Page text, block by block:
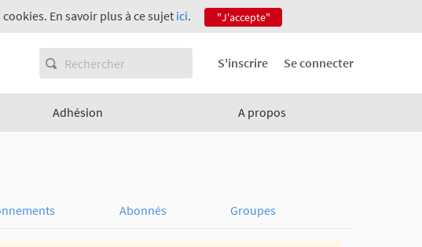
En savoir plus à ce sujet ici. "J'accepte"
S'inscrire Se connecter
Adhésion A propos
Abonnés Groupes